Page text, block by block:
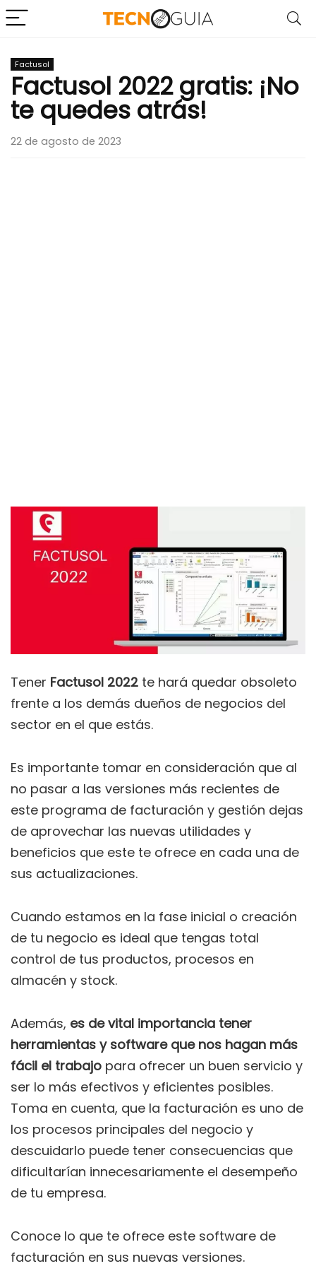
Factusol
Factusol 2022 gratis: ¡No
te quedes atrás!
22 de agosto de 2023
Tener Factusol 2022 te hará quedar obsoleto
frente a los demás dueños de negocios del
sector en el que estás.
Es importante tomar en consideración que al
no pasar a las versiones más recientes de
este programa de facturación y gestión dejas
de aprovechar las nuevas utilidades y
beneficios que este te ofrece en cada una de
sus actualizaciones.
Cuando estamos en la fase inicial o creación
de tu negocio es ideal que tengas total
control de tus productos, procesos en
almacén y stock.
Además, es de vital importancia tener
herramientas y software que nos hagan más
fácil el trabajo para ofrecer un buen servicio y
ser lo más efectivos y eficientes posibles.
Toma en cuenta, que la facturación es uno de
los procesos principales del negocio y
descuidarlo puede tener consecuencias que
dificultarían innecesariamente el desempeño
de tu empresa.
Conoce lo que te ofrece este software de
facturación en sus nuevas versiones.